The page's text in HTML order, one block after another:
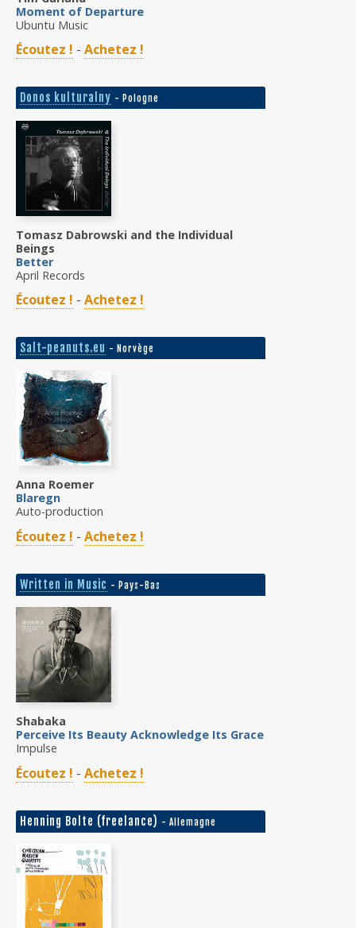
Moment of Departure
Ubuntu Music
Écoutez ! - Achetez !
Donos kulturalny - Pologne
Tomasz Dabrowski and the Individual
Beings
Better
April Records
Écoutez ! - Achetez !
Salt-peanuts.eu - Norvège
Anna Roemer
Blaregn
Auto-production
Écoutez ! - Achetez !
Written in Music - Pays-Bas
Shabaka
Perceive Its Beauty Acknowledge Its Grace
Impulse
Écoutez ! - Achetez !
Henning Bolte (freelance) - Allemagne